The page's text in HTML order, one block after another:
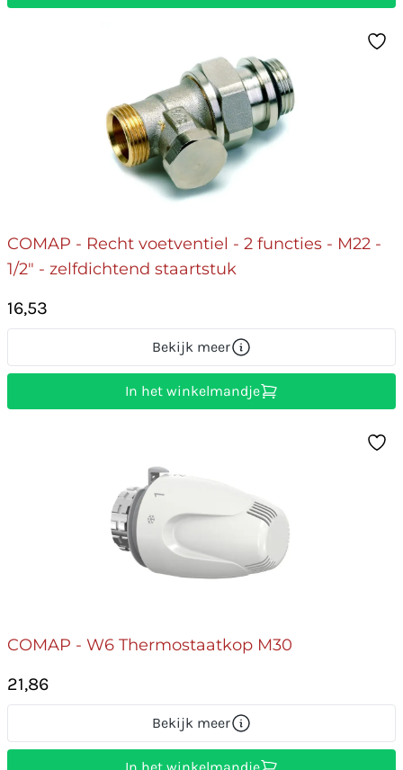
COMAP - Recht voetventiel - 2 functies - M22 -
1/2" - zelfdichtend staartstuk
16,53
Bekijk meer
In het winkelmandje
COMAP - W6 Thermostaatkop M30
21,86
Bekijk meer